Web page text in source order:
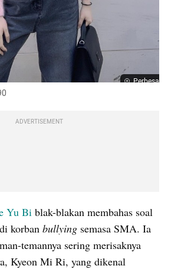
Perbesar
ADVERTISEMENT
Yu Bi blak-blakan membahas soal
korban bullying semasa SMA. Ia
temannya sering merisaknya
Kyeon Mi Ri, yang dikenal